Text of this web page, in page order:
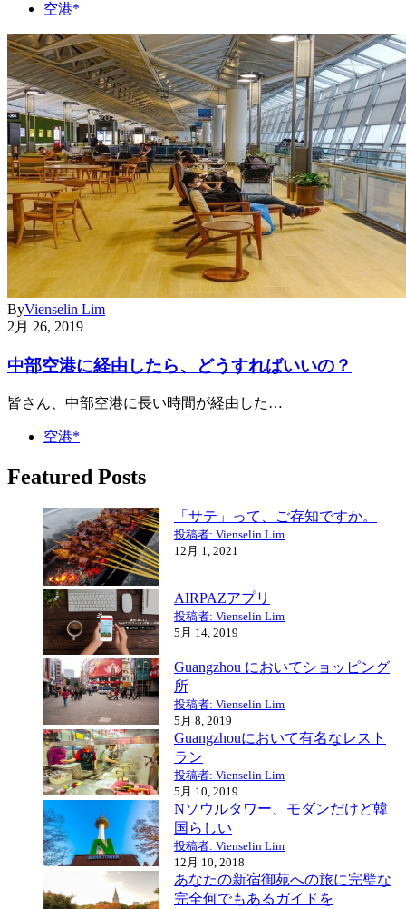
空港*
ByVienselin Lim
2月 26, 2019
中部空港に経由したら、どうすればいいの？
皆さん、中部空港に長い時間が経由した…
空港*
Featured Posts
「サテ」って、ご存知ですか。
投稿者: Vienselin Lim
12月 1, 2021
AIRPAZアプリ
投稿者: Vienselin Lim
5月 14, 2019
Guangzhou においてショッピング
所
投稿者: Vienselin Lim
5月 8, 2019
Guangzhouにおいて有名なレスト
ラン
投稿者: Vienselin Lim
5月 10, 2019
Nソウルタワー、モダンだけど韓
国らしい
投稿者: Vienselin Lim
12月 10, 2018
あなたの新宿御苑への旅に完璧な
完全何でもあるガイドを